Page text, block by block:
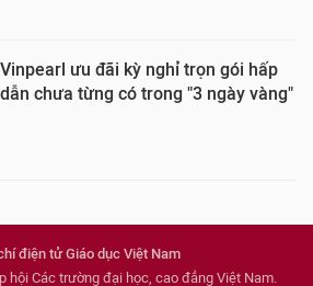
Vinpearl ưu đãi kỳ nghỉ trọn gói hấp
dẫn chưa từng có trong "3 ngày vàng"
điện tử Giáo dục Việt Nam
hội Các trường đại học, cao đẳng Việt Nam.